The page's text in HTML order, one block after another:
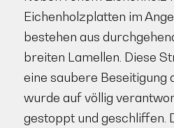
Eichenholzplatten im
bestehen aus
breiten Lamellen. Diese
eine saubere Beseitigung
wurde auf völlig
gestoppt und geschliffen.